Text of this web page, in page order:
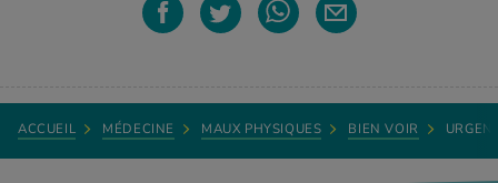
ACCUEIL MÉDECINE MAUX PHYSIQUES BIEN VOIR